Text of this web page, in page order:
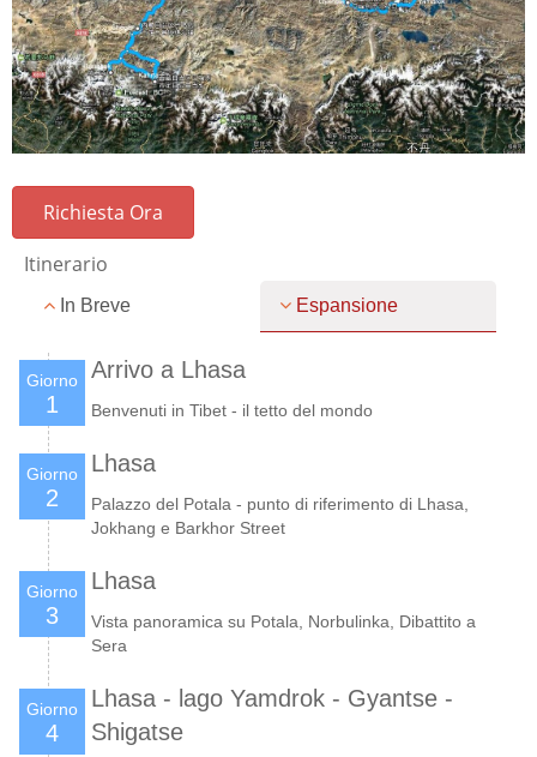
Richiesta Ora
Itinerario
In Breve Espansione
Giorno
1
Arrivo a Lhasa
Benvenuti in Tibet - il tetto del mondo
Giorno
2
Lhasa
Palazzo del Potala - punto di riferimento di Lhasa,
Jokhang e Barkhor Street
Giorno
3
Lhasa
Vista panoramica su Potala, Norbulinka, Dibattito a
Sera
Giorno
4
Lhasa - lago Yamdrok - Gyantse -
Shigatse